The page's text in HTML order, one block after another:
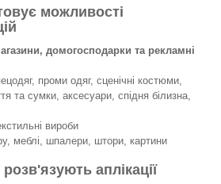
можливості
домогосподарки та рекламні
проми одяг, сценічні костюми,
та сумки, аксесуари, спідня білизна,
вироби
меблі, шпалери, штори, картини
аплікації